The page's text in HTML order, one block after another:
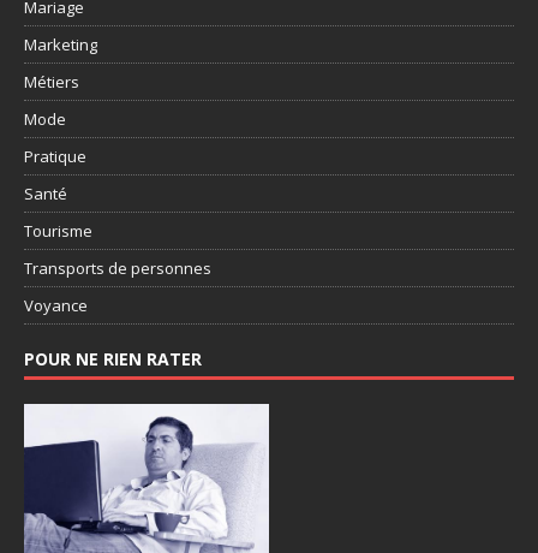
Mariage
Marketing
Métiers
Mode
Pratique
Santé
Tourisme
Transports de personnes
Voyance
POUR NE RIEN RATER